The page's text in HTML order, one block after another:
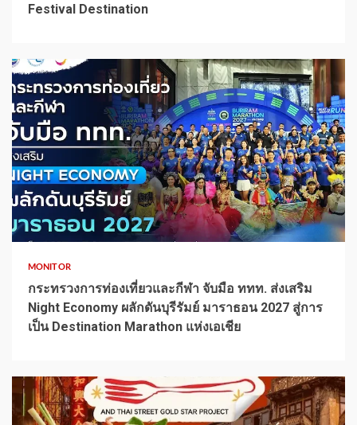
Festival Destination
1 min read
MONITOR
กระทรวงการท่องเที่ยวและกีฬา จับมือ ททท. ส่งเสริม
Night Economy ผลักดันบุรีรัมย์ มาราธอน 2027 สู่การ
เป็น Destination Marathon แห่งเอเชีย